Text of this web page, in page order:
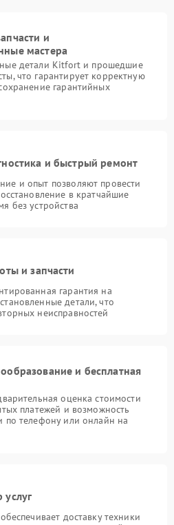
и
мастера
детали Kitfort и прошедшие
что гарантирует корректную
гарантийных
и быстрый ремонт
и опыт позволяют провести
в кратчайшие
без устройства
и запчасти
гарантия на
детали, что
неисправностей
и бесплатная
оценка стоимости
платежей и возможность
по телефону или онлайн на
доставку техники